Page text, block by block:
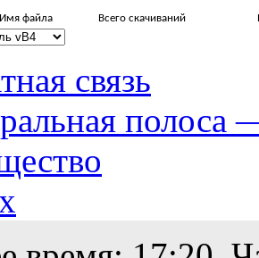
Имя файла Всего скачиваний
связь
полоса